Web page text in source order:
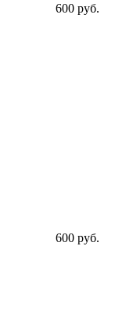
600 руб.
600 руб.